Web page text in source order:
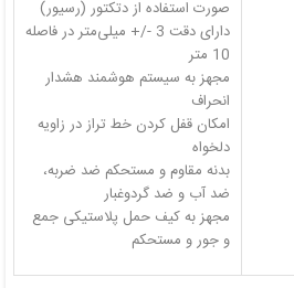
دارای دقت 3 -/+ میلی‌متر در فاصله
مجهز به سیستم هوشمند هشدار
امکان قفل کردن خط تراز در زاویه
بدنه مقاوم و مستحکم ضد‌ ضربه،
مجهز به کیف حمل پلاستیکی جمع
و جور و مستحکم